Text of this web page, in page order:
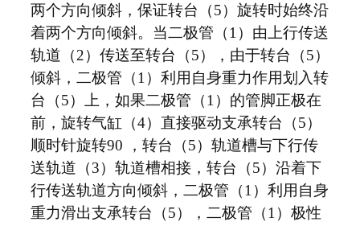
两个方向倾斜，保证转台（5）旋转时始终沿
着两个方向倾斜。当二极管（1）由上行传送
轨道（2）传送至转台（5），由于转台（5）
倾斜，二极管（1）利用自身重力作用划入转
台（5）上，如果二极管（1）的管脚正极在
前，旋转气缸（4）直接驱动支承转台（5）
顺时针旋转90 ，转台（5）轨道槽与下行传
送轨道（3）轨道槽相接，转台（5）沿着下
行传送轨道方向倾斜，二极管（1）利用自身
重力滑出支承转台（5），二极管（1）极性